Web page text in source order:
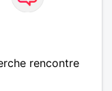
rencontre